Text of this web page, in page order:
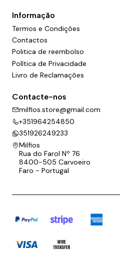
Informação
Termos e Condições
Contactos
Politica de reembolso
Política de Privacidade
Livro de Reclamações
Contacte-nos
milfios.store@gmail.com
+351964254850
351926249233
Milfios
Rua do Farol Nº 76
8400-505 Carvoeiro
Faro - Portugal